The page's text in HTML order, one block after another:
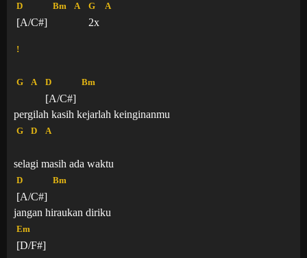
D
[A/C#]
Bm A G
2x
A
!
G A D
[A/C#]
Bm
pergilah kasih kejarlah keinginanmu
G D A
selagi masih ada waktu
D
[A/C#]
Bm
jangan hiraukan diriku
Em
[D/F#]